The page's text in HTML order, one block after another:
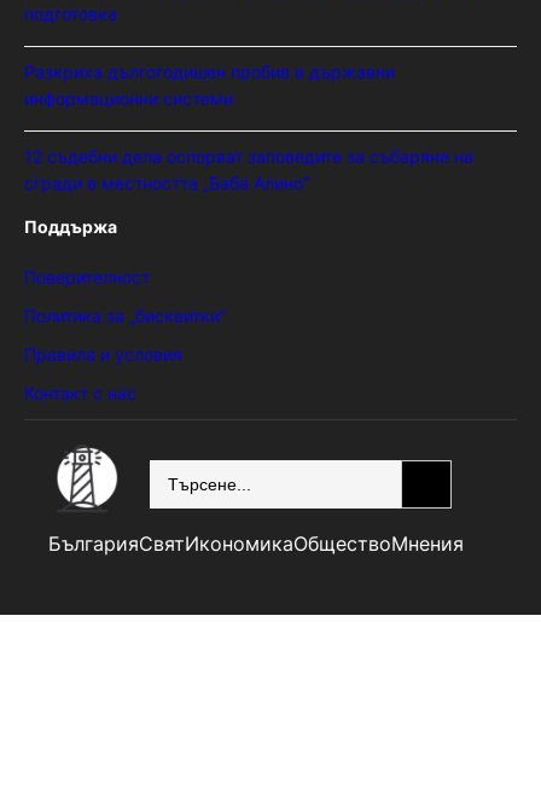
подготовка
Разкриха дългогодишен пробив в държавни
информационни системи
12 съдебни дела оспорват заповедите за събаряне на
сгради в местността „Баба Алино“
Поддържа
Поверителност
Политика за „бисквитки“
Правила и условия
Контакт с нас
БългарияСвятИкономикаОбществоМнения